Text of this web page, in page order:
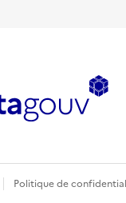
Politique de